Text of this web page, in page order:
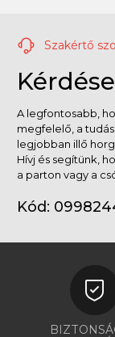
Szakértő
A legfontosabb,
megfelelő, a
legjobban illő
Hívj és segítünk,
a parton vagy a
Kód: